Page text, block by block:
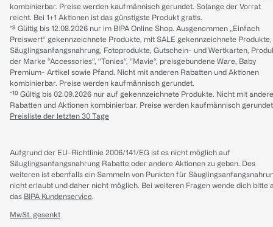
kombinierbar. Preise werden kaufmännisch gerundet. Solange der Vorrat
reicht. Bei 1+1 Aktionen ist das günstigste Produkt gratis.
*⁸ Gültig bis 12.08.2026 nur im BIPA Online Shop. Ausgenommen „Einfach
Preiswert“ gekennzeichnete Produkte, mit SALE gekennzeichnete Produkte,
Säuglingsanfangsnahrung, Fotoprodukte, Gutschein- und Wertkarten,
der Marke “Accessories“, “Tonies“, “Mavie“, preisgebundene Ware, Baby
Premium- Artikel sowie Pfand. Nicht mit anderen Rabatten und Aktionen
kombinierbar. Preise werden kaufmännisch gerundet.
*¹⁰ Gültig bis 02.09.2026 nur auf gekennzeichnete Produkte. Nicht mit
Rabatten und Aktionen kombinierbar. Preise werden kaufmännisch
Preisliste der letzten 30 Tage
Aufgrund der EU-Richtlinie 2006/141/EG ist es nicht möglich auf
Säuglingsanfangsnahrung Rabatte oder andere Aktionen zu geben. Des
weiteren ist ebenfalls ein Sammeln von Punkten für
nicht erlaubt und daher nicht möglich. Bei weiteren Fragen wende dich bitte
das BIPA Kundenservice.
MwSt. gesenkt